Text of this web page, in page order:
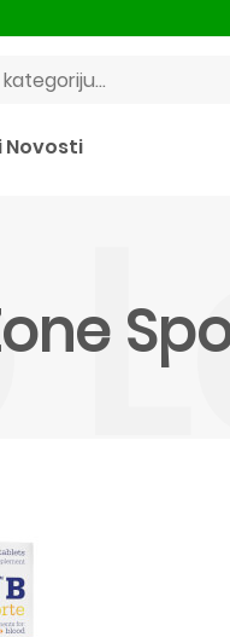
Novosti